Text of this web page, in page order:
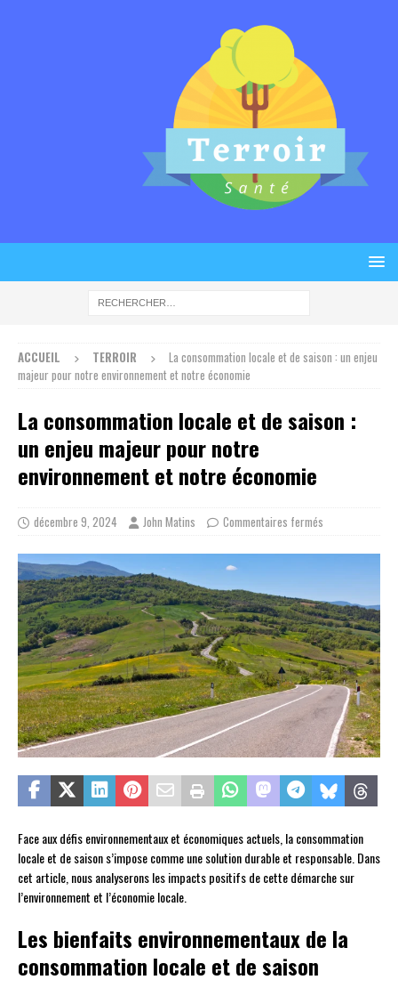
ACCUEIL TERROIR
La consommation locale et de saison : un enjeu
majeur pour notre environnement et notre économie
La consommation locale et de saison :
un enjeu majeur pour notre
environnement et notre économie
décembre 9, 2024 John Matins Commentaires fermés
Face aux défis environnementaux et économiques actuels, la consommation
locale et de saison s’impose comme une solution durable et responsable. Dans
cet article, nous analyserons les impacts positifs de cette démarche sur
l’environnement et l’économie locale.
Les bienfaits environnementaux de la
consommation locale et de saison